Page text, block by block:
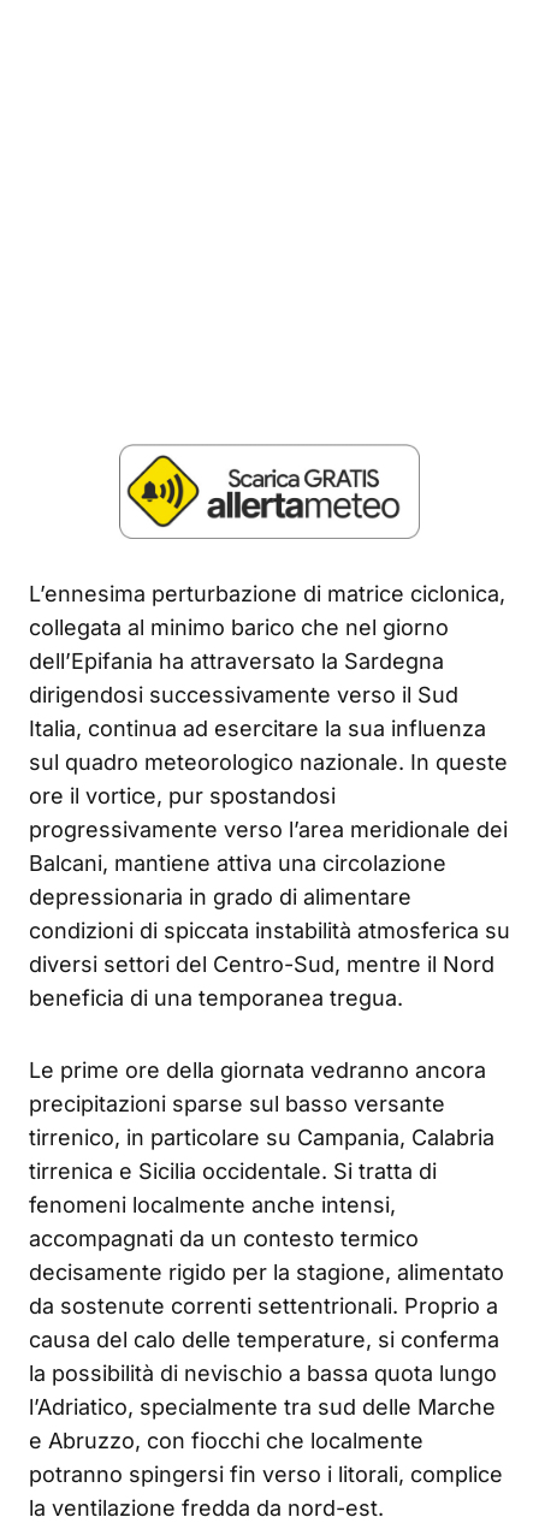
L’ennesima perturbazione di matrice ciclonica,
collegata al minimo barico che nel giorno
dell’Epifania ha attraversato la Sardegna
dirigendosi successivamente verso il Sud
Italia, continua ad esercitare la sua influenza
sul quadro meteorologico nazionale. In queste
ore il vortice, pur spostandosi
progressivamente verso l’area meridionale dei
Balcani, mantiene attiva una circolazione
depressionaria in grado di alimentare
condizioni di spiccata instabilità atmosferica su
diversi settori del Centro-Sud, mentre il Nord
beneficia di una temporanea tregua.
Le prime ore della giornata vedranno ancora
precipitazioni sparse sul basso versante
tirrenico, in particolare su Campania, Calabria
tirrenica e Sicilia occidentale. Si tratta di
fenomeni localmente anche intensi,
accompagnati da un contesto termico
decisamente rigido per la stagione, alimentato
da sostenute correnti settentrionali. Proprio a
causa del calo delle temperature, si conferma
la possibilità di nevischio a bassa quota lungo
l’Adriatico, specialmente tra sud delle Marche
e Abruzzo, con fiocchi che localmente
potranno spingersi fin verso i litorali, complice
la ventilazione fredda da nord-est.